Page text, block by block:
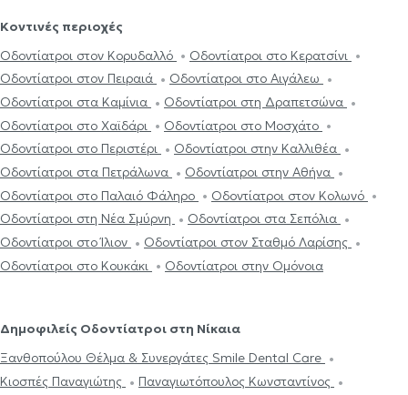
Κοντινές περιοχές
Οδοντίατροι στον Κορυδαλλό
Οδοντίατροι στο Κερατσίνι
Οδοντίατροι στον Πειραιά
Οδοντίατροι στο Αιγάλεω
Οδοντίατροι στα Καμίνια
Οδοντίατροι στη Δραπετσώνα
Οδοντίατροι στο Χαϊδάρι
Οδοντίατροι στο Μοσχάτο
Οδοντίατροι στο Περιστέρι
Οδοντίατροι στην Καλλιθέα
Οδοντίατροι στα Πετράλωνα
Οδοντίατροι στην Αθήνα
Οδοντίατροι στο Παλαιό Φάληρο
Οδοντίατροι στον Κολωνό
Οδοντίατροι στη Νέα Σμύρνη
Οδοντίατροι στα Σεπόλια
Οδοντίατροι στο Ίλιον
Οδοντίατροι στον Σταθμό Λαρίσης
Οδοντίατροι στο Κουκάκι
Οδοντίατροι στην Ομόνοια
Δημοφιλείς Οδοντίατροι στη Νίκαια
Ξανθοπούλου Θέλμα & Συνεργάτες Smile Dental Care
Κιοσπές Παναγιώτης
Παναγιωτόπουλος Κωνσταντίνος